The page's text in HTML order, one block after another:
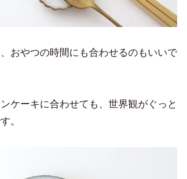
おやつの時間にも合わせるのもいいで
ケーキに合わせても、世界観がぐっと
。